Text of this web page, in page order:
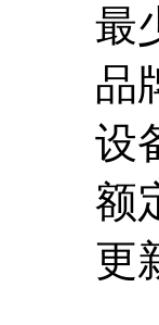
最
品
设
额
更